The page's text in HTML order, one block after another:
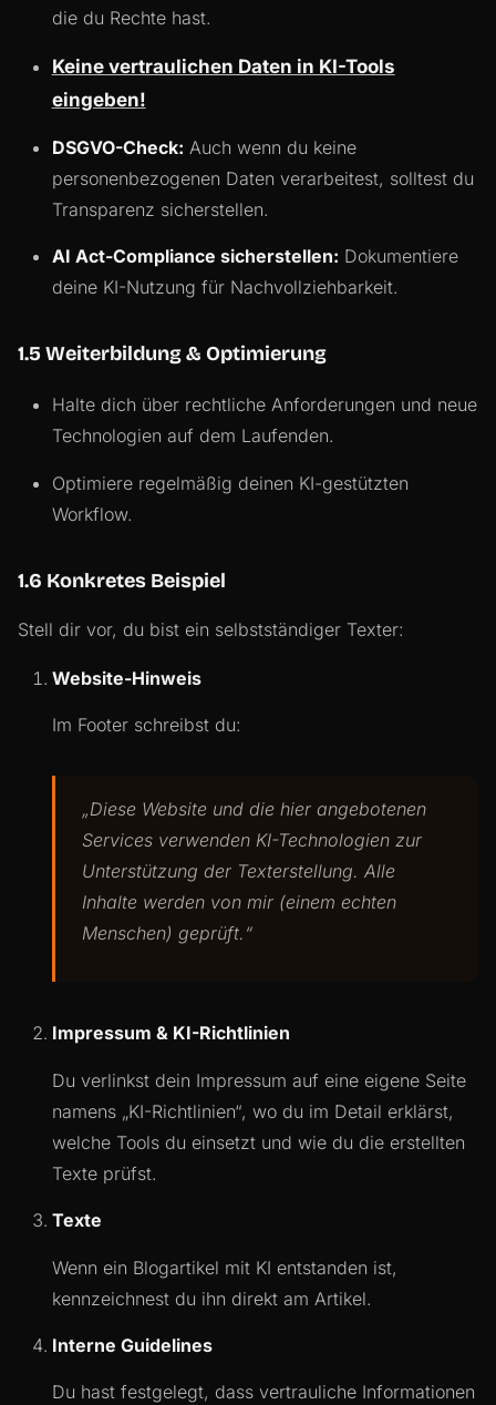
die du Rechte hast.
Keine vertraulichen Daten in KI-Tools
eingeben!
DSGVO-Check: Auch wenn du keine
personenbezogenen Daten verarbeitest, solltest du
Transparenz sicherstellen.
AI Act-Compliance sicherstellen: Dokumentiere
deine KI-Nutzung für Nachvollziehbarkeit.
1.5 Weiterbildung & Optimierung
Halte dich über rechtliche Anforderungen und neue
Technologien auf dem Laufenden.
Optimiere regelmäßig deinen KI-gestützten
Workflow.
1.6 Konkretes Beispiel
Stell dir vor, du bist ein selbstständiger Texter:
Website-Hinweis
Im Footer schreibst du:
„Diese Website und die hier angebotenen
Services verwenden KI-Technologien zur
Unterstützung der Texterstellung. Alle
Inhalte werden von mir (einem echten
Menschen) geprüft.“
Impressum & KI-Richtlinien
Du verlinkst dein Impressum auf eine eigene Seite
namens „KI-Richtlinien“, wo du im Detail erklärst,
welche Tools du einsetzt und wie du die erstellten
Texte prüfst.
Texte
Wenn ein Blogartikel mit KI entstanden ist,
kennzeichnest du ihn direkt am Artikel.
Interne Guidelines
Du hast festgelegt, dass vertrauliche Informationen